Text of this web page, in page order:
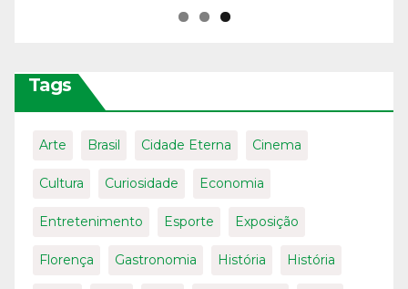
Tags
Arte Brasil Cidade Eterna Cinema
Cultura Curiosidade Economia
Entretenimento Esporte Exposição
Florença Gastronomia História História